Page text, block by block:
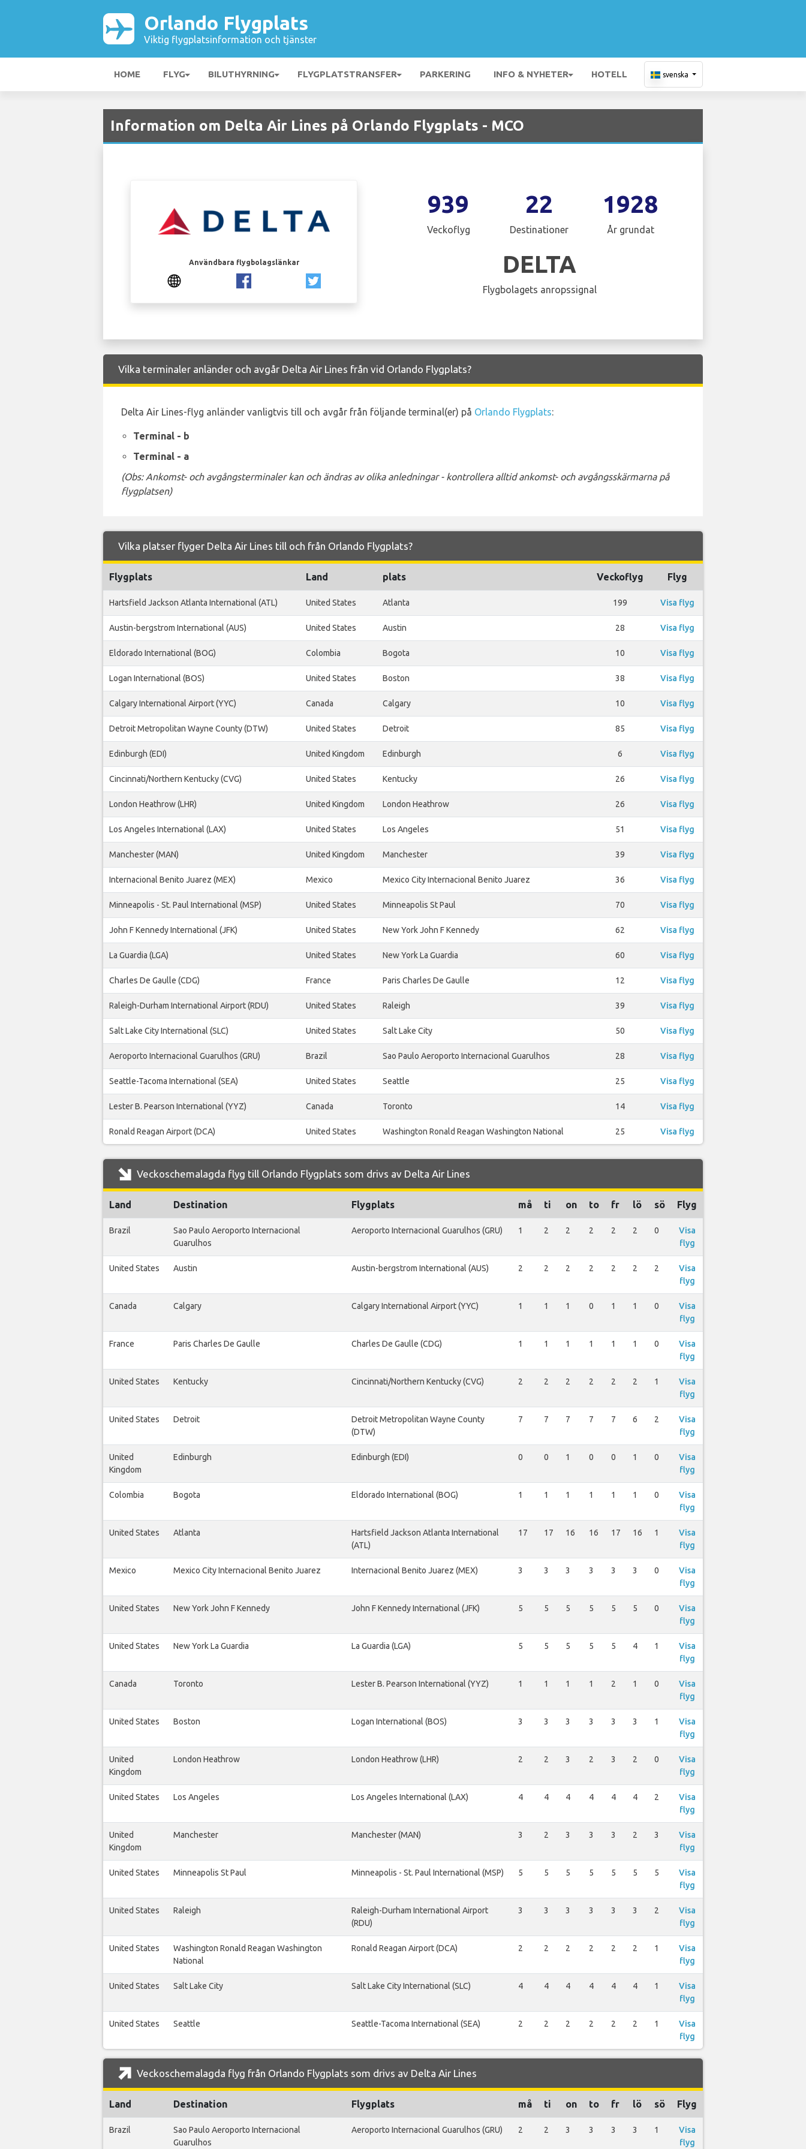
Orlando Flygplats
Viktig flygplatsinformation och tjänster
HOME FLYG BILUTHYRNING FLYGPLATSTRANSFER PARKERING INFO & NYHETER HOTELL svenska
Information om Delta Air Lines på Orlando Flygplats - MCO
Användbara flygbolagslänkar
939
Veckoflyg
22
Destinationer
1928
År grundat
DELTA
Flygbolagets anropssignal
Vilka terminaler anländer och avgår Delta Air Lines från vid Orlando Flygplats?
Delta Air Lines-flyg anländer vanligtvis till och avgår från följande terminal(er) på Orlando Flygplats:
Terminal - b
Terminal - a
(Obs: Ankomst- och avgångsterminaler kan och ändras av olika anledningar - kontrollera alltid ankomst- och avgångsskärmarna på
flygplatsen)
Vilka platser flyger Delta Air Lines till och från Orlando Flygplats?
Flygplats Land plats Veckoflyg Flyg
Hartsfield Jackson Atlanta International (ATL) United States Atlanta 199 Visa flyg
Austin-bergstrom International (AUS) United States Austin 28 Visa flyg
Eldorado International (BOG) Colombia Bogota 10 Visa flyg
Logan International (BOS) United States Boston 38 Visa flyg
Calgary International Airport (YYC) Canada Calgary 10 Visa flyg
Detroit Metropolitan Wayne County (DTW) United States Detroit 85 Visa flyg
Edinburgh (EDI) United Kingdom Edinburgh 6 Visa flyg
Cincinnati/Northern Kentucky (CVG) United States Kentucky 26 Visa flyg
London Heathrow (LHR) United Kingdom London Heathrow 26 Visa flyg
Los Angeles International (LAX) United States Los Angeles 51 Visa flyg
Manchester (MAN) United Kingdom Manchester 39 Visa flyg
Internacional Benito Juarez (MEX) Mexico Mexico City Internacional Benito Juarez 36 Visa flyg
Minneapolis - St. Paul International (MSP) United States Minneapolis St Paul 70 Visa flyg
John F Kennedy International (JFK) United States New York John F Kennedy 62 Visa flyg
La Guardia (LGA) United States New York La Guardia 60 Visa flyg
Charles De Gaulle (CDG) France Paris Charles De Gaulle 12 Visa flyg
Raleigh-Durham International Airport (RDU) United States Raleigh 39 Visa flyg
Salt Lake City International (SLC) United States Salt Lake City 50 Visa flyg
Aeroporto Internacional Guarulhos (GRU) Brazil Sao Paulo Aeroporto Internacional Guarulhos 28 Visa flyg
Seattle-Tacoma International (SEA) United States Seattle 25 Visa flyg
Lester B. Pearson International (YYZ) Canada Toronto 14 Visa flyg
Ronald Reagan Airport (DCA) United States Washington Ronald Reagan Washington National 25 Visa flyg
Veckoschemalagda flyg till Orlando Flygplats som drivs av Delta Air Lines
Land Destination Flygplats må ti on to fr lö sö Flyg
Brazil
Sao Paulo Aeroporto Internacional
Guarulhos
Aeroporto Internacional Guarulhos (GRU) 1 2 2 2 2 2 0
Visa
flyg
United States Austin Austin-bergstrom International (AUS) 2 2 2 2 2 2 2
Visa
flyg
Canada Calgary Calgary International Airport (YYC) 1 1 1 0 1 1 0
Visa
flyg
France Paris Charles De Gaulle Charles De Gaulle (CDG) 1 1 1 1 1 1 0
Visa
flyg
United States Kentucky Cincinnati/Northern Kentucky (CVG) 2 2 2 2 2 2 1
Visa
flyg
United States Detroit
Detroit Metropolitan Wayne County
(DTW)
7 7 7 7 7 6 2
Visa
flyg
United
Kingdom
Edinburgh Edinburgh (EDI) 0 0 1 0 0 1 0
Visa
flyg
Colombia Bogota Eldorado International (BOG) 1 1 1 1 1 1 0
Visa
flyg
United States Atlanta
Hartsfield Jackson Atlanta International
(ATL)
17 17 16 16 17 16 1
Visa
flyg
Mexico Mexico City Internacional Benito Juarez Internacional Benito Juarez (MEX) 3 3 3 3 3 3 0
Visa
flyg
United States New York John F Kennedy John F Kennedy International (JFK) 5 5 5 5 5 5 0
Visa
flyg
United States New York La Guardia La Guardia (LGA) 5 5 5 5 5 4 1
Visa
flyg
Canada Toronto Lester B. Pearson International (YYZ) 1 1 1 1 2 1 0
Visa
flyg
United States Boston Logan International (BOS) 3 3 3 3 3 3 1
Visa
flyg
United
Kingdom
London Heathrow London Heathrow (LHR) 2 2 3 2 3 2 0
Visa
flyg
United States Los Angeles Los Angeles International (LAX) 4 4 4 4 4 4 2
Visa
flyg
United
Kingdom
Manchester Manchester (MAN) 3 2 3 3 3 2 3
Visa
flyg
United States Minneapolis St Paul Minneapolis - St. Paul International (MSP) 5 5 5 5 5 5 5
Visa
flyg
United States Raleigh
Raleigh-Durham International Airport
(RDU)
3 3 3 3 3 3 2
Visa
flyg
United States
Washington Ronald Reagan Washington
National
Ronald Reagan Airport (DCA) 2 2 2 2 2 2 1
Visa
flyg
United States Salt Lake City Salt Lake City International (SLC) 4 4 4 4 4 4 1
Visa
flyg
United States Seattle Seattle-Tacoma International (SEA) 2 2 2 2 2 2 1
Visa
flyg
Veckoschemalagda flyg från Orlando Flygplats som drivs av Delta Air Lines
Land Destination Flygplats må ti on to fr lö sö Flyg
Brazil
Sao Paulo Aeroporto Internacional
Guarulhos
Aeroporto Internacional Guarulhos (GRU) 2 2 3 3 3 3 1
Visa
flyg